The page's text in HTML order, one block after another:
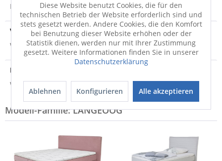
Produktsicherheit
Versandinfo
Weitere Informationen zum Versand...
Hersteller
Weitere Informationen zum Hersteller...
Modell-Familie: LANGEOOG
Diese Website benutzt Cookies, die für den
technischen Betrieb der Website erforderlich sind und
stets gesetzt werden. Andere Cookies, die den Komfort
bei Benutzung dieser Website erhöhen oder der
Statistik dienen, werden nur mit Ihrer Zustimmung
gesetzt. Weitere Informationen finden Sie in unserer
Datenschutzerklärung
Ablehnen Konfigurieren Alle akzeptieren